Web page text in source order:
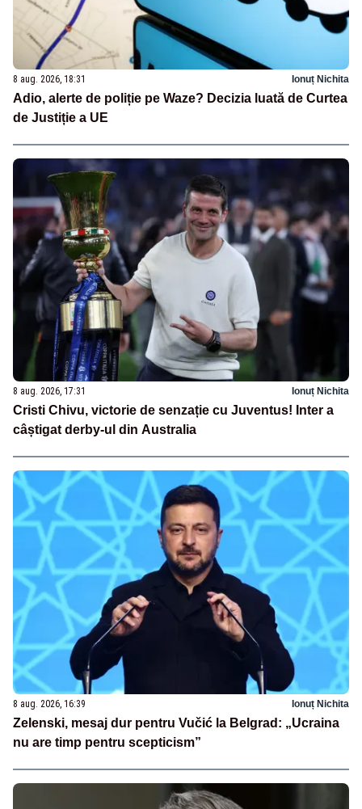
8 aug. 2026, 18:31 Ionuț Nichita
Adio, alerte de poliție pe Waze? Decizia luată de Curtea
de Justiție a UE
8 aug. 2026, 17:31 Ionuț Nichita
Cristi Chivu, victorie de senzație cu Juventus! Inter a
câștigat derby-ul din Australia
8 aug. 2026, 16:39 Ionuț Nichita
Zelenski, mesaj dur pentru Vučić la Belgrad: „Ucraina
nu are timp pentru scepticism”